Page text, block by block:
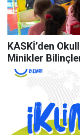
KASKİ’den
Minikler